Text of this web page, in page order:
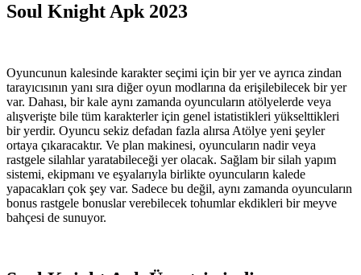
Soul Knight Apk 2023
Oyuncunun kalesinde karakter seçimi için bir yer ve ayrıca zindan
tarayıcısının yanı sıra diğer oyun modlarına da erişilebilecek bir yer
var. Dahası, bir kale aynı zamanda oyuncuların atölyelerde veya
alışverişte bile tüm karakterler için genel istatistikleri yükselttikleri
bir yerdir. Oyuncu sekiz defadan fazla alırsa Atölye yeni şeyler
ortaya çıkaracaktır. Ve plan makinesi, oyuncuların nadir veya
rastgele silahlar yaratabileceği yer olacak. Sağlam bir silah yapım
sistemi, ekipmanı ve eşyalarıyla birlikte oyuncuların kalede
yapacakları çok şey var. Sadece bu değil, aynı zamanda oyuncuların
bonus rastgele bonuslar verebilecek tohumlar ekdikleri bir meyve
bahçesi de sunuyor.